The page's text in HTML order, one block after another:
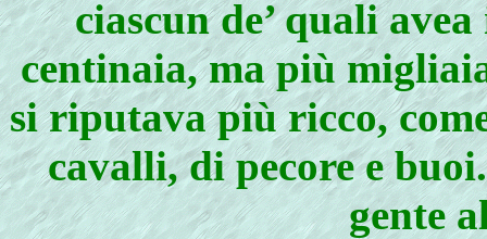
ciascun de’ quali
centinaia, ma più
si riputava più ricco,
cavalli, di pecore e
gente